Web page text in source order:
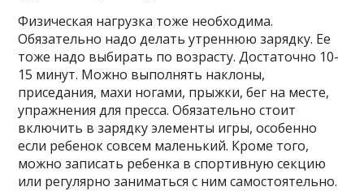
Физическая нагрузка тоже необходима.
Обязательно надо делать утреннюю зарядку. Ее
тоже надо выбирать по возрасту. Достаточно 10-
15 минут. Можно выполнять наклоны,
приседания, махи ногами, прыжки, бег на месте,
упражнения для пресса. Обязательно стоит
включить в зарядку элементы игры, особенно
если ребенок совсем маленький. Кроме того,
можно записать ребенка в спортивную секцию
или регулярно заниматься с ним самостоятельно.